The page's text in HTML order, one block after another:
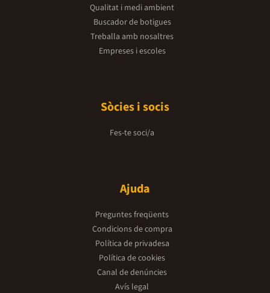
Qualitat i medi ambient
Buscador de botigues
Treballa amb nosaltres
Empreses i escoles
Sòcies i socis
Fes-te soci/a
Ajuda
Preguntes freqüents
Condicions de compra
Política de privadesa
Política de cookies
Canal de denúncies
Avís legal